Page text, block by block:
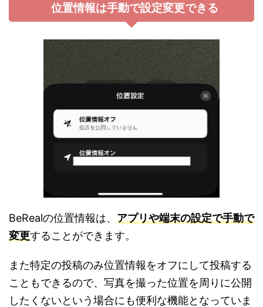
位置情報は手動で設定変更できる
BeRealの位置情報は、 アプリや端末の設定で手動で
変更することができます。
また特定の投稿のみ位置情報をオフにして投稿する
こともできるので、写真を撮った位置を周りに公開
したくないという場合にも便利な機能となっていま